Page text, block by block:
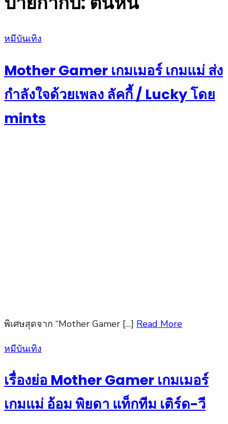
Posted
หมีบันเทิง
Mother Gamer เกมเมอร์ เกมแม่ ส่ง
กำลังใจด้วยเพลง ลัคกี้ / Lucky โดย
mints
พิเศษสุดจาก “Mother Gamer […] Read More
Posted
หมีบันเทิง
เรื่องย่อ Mother Gamer เกมเมอร์
เกมแม่ อ้อม พิยดา แท็กทีม เติร์ด-วี